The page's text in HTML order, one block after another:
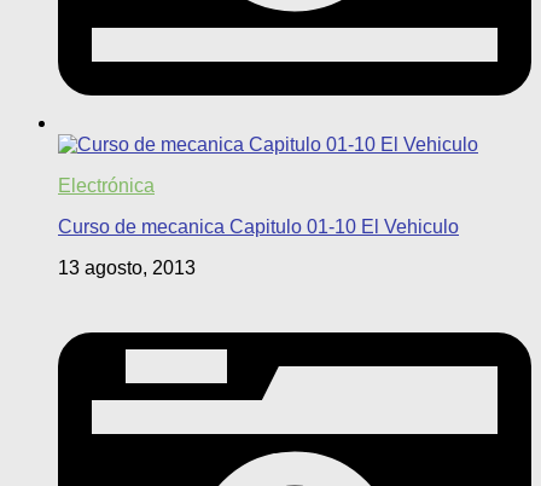
Electrónica
Curso de mecanica Capitulo 01-10 El Vehiculo
13 agosto, 2013